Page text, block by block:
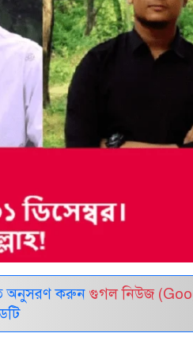
অনুসরণ করুন গুগল নিউজ